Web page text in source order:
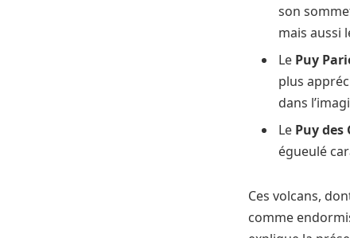
son
mais aussi
Le Puy
plus
dans
Le Puy des
égueulé
Ces volcans,
comme